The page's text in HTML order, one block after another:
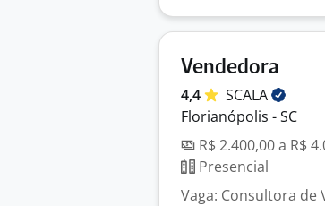
Vendedora
4,4
SCALA
Florianópolis - SC
R$ 2.400,00 a R$
Presencial
Vaga: Consultora de